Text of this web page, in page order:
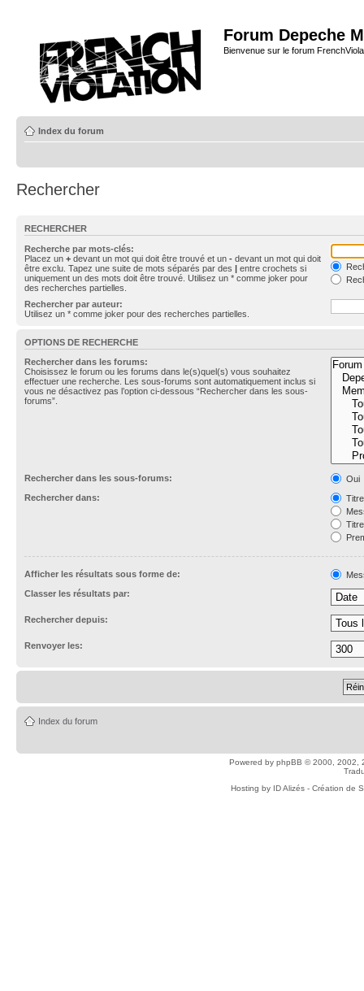
Forum Depeche
Bienvenue sur le forum
Index du forum
Rechercher
RECHERCHER
Recherche par mots-clés:
Placez un + devant un mot qui doit être trouvé et un - devant un mot qui doit
être exclu. Tapez une suite de mots séparés par des | entre crochets si
uniquement un des mots doit être trouvé. Utilisez un * comme joker pour
des recherches partielles.
Rechercher par auteur:
Utilisez un * comme joker pour des recherches partielles.
OPTIONS DE RECHERCHE
Rechercher dans les forums:
Choisissez le forum ou les forums dans le(s)quel(s) vous souhaitez
effectuer une recherche. Les sous-forums sont automatiquement inclus si
vous ne désactivez pas l’option ci-dessous “Rechercher dans les sous-
forums”.
Rechercher dans les sous-forums:
Oui
Rechercher dans:
Afficher les résultats sous forme de:
Classer les résultats par:
Rechercher depuis:
Renvoyer les:
Index du forum
Powered by phpBB © 2000, 2002,
Hosting by ID Alizés - Création de